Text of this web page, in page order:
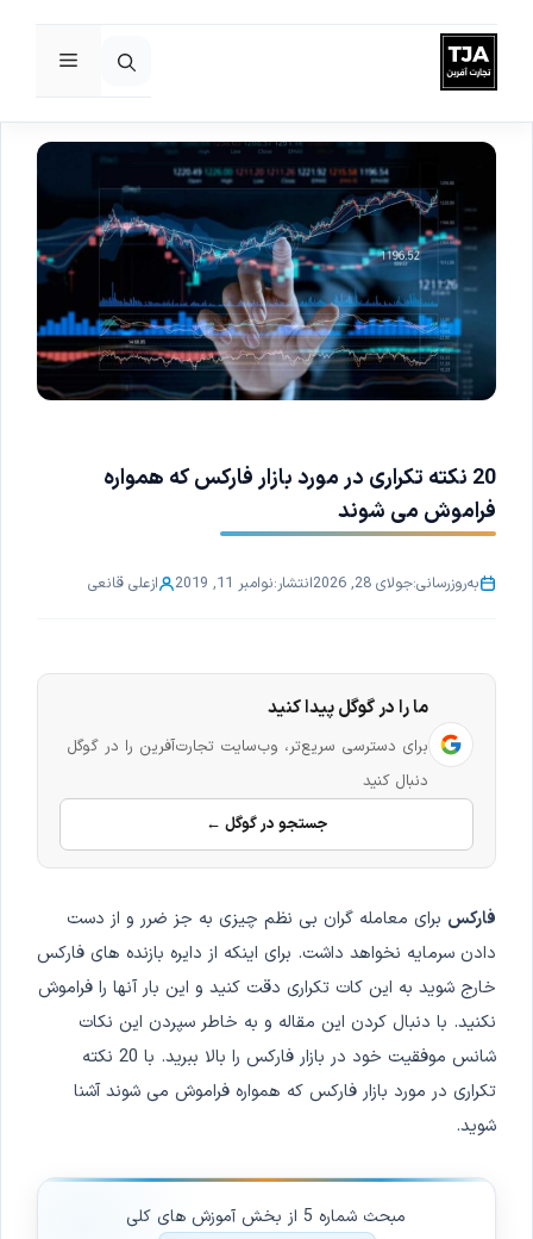
پرش
به
محتوا
فهرست
20 نکته تکراری در مورد بازار فارکس که همواره
فراموش می شوند
به‌روزرسانی:جولای 28, 2026 انتشار:نوامبر 11, 2019 ازعلی قانعی
ما را در گوگل پیدا کنید
برای دسترسی سریع‌تر، وب‌سایت تجارت‌آفرین را در گوگل
دنبال کنید
جستجو در گوگل ←
فارکس برای معامله گران بی نظم چیزی به جز ضرر و از دست
دادن سرمایه نخواهد داشت. برای اینکه از دایره بازنده های فارکس
خارج شوید به این کات تکراری دقت کنید و این بار آنها را فراموش
نکنید. با دنبال کردن این مقاله و به خاطر سپردن این نکات
شانس موفقیت خود در بازار فارکس را بالا ببرید. با 20 نکته
تکراری در مورد بازار فارکس که همواره فراموش می شوند آشنا
شوید.
مبحث شماره 5 از بخش آموزش های کلی